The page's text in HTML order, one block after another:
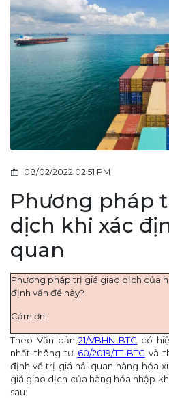
08/02/2022 02:51 PM
Phương pháp
dịch khi xác
quan
Phương pháp trị giá giao dịch của
định vấn đề này?
Cảm ơn!
Theo Văn bản21/VBHN-BTC có
nhất thông tư 60/2019/TT-BTC và
định về trị giá hải quan hàng hóa
giá giao dịch của hàng hóa nhập
sau: